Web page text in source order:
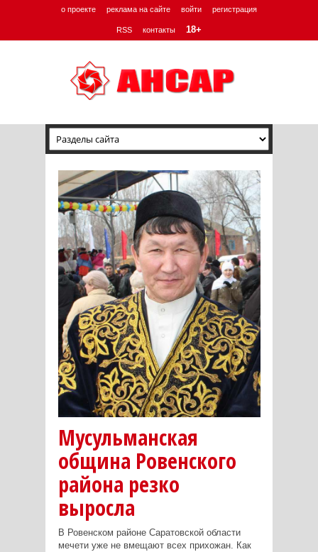
о проекте реклама на сайте войти регистрация
RSS контакты 18+
Мусульманская
община Ровенского
района резко
выросла
В Ровенском районе Саратовской области
мечети уже не вмещают всех прихожан. Как